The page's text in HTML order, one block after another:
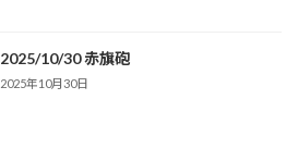
2025/10/30 赤旗砲
2025年10月30日